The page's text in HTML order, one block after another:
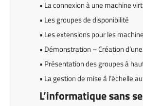
• La connexion à une machine
• Les groupes de disponibilité
• Les extensions pour les
• Démonstration – Création
• Présentation des groupes à
• La gestion de mise à l’échelle
L’informatique sans